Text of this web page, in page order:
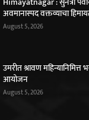
अवमानास्पद वक्तव्याचा
August 5, 2026
उमरीत श्रावण
आयोजन
August 5, 2026